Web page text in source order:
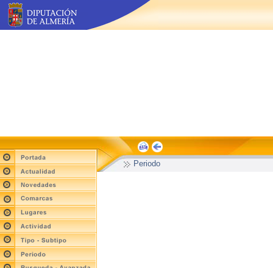
Periodo